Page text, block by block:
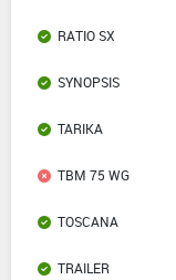
RATIO SX
SYNOPSIS
TARIKA
TBM 75 WG
TOSCANA
TRAILER